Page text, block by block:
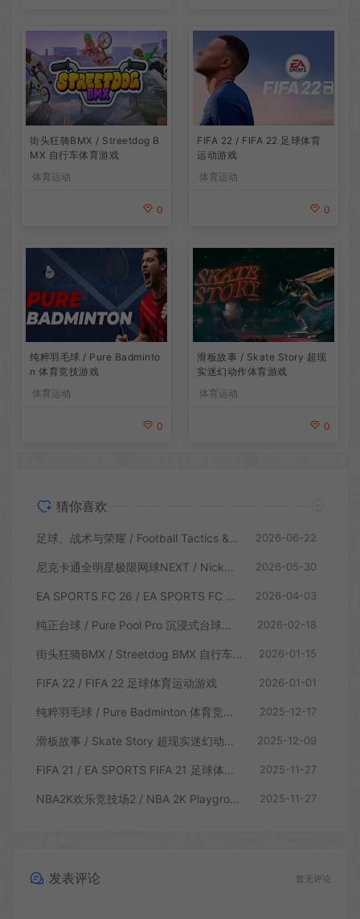
街头狂骑BMX / Streetdog B
MX 自行车体育游戏
体育运动
0
FIFA 22 / FIFA 22 足球体育
运动游戏
体育运动
0
纯粹羽毛球 / Pure Badminto
n 体育竞技游戏
体育运动
0
滑板故事 / Skate Story 超现
实迷幻动作体育游戏
体育运动
0
猜你喜欢
足球、战术与荣耀 / Football Tactics & Glory 足球体育游戏 2026-06-22
尼克卡通全明星极限网球NEXT / Nickelodeon Extreme Tennis Next 休闲体育游戏 2026-05-30
EA SPORTS FC 26 / EA SPORTS FC 26 足球体育游戏 2026-04-03
纯正台球 / Pure Pool Pro 沉浸式台球模拟游戏 2026-02-18
街头狂骑BMX / Streetdog BMX 自行车体育游戏 2026-01-15
FIFA 22 / FIFA 22 足球体育运动游戏 2026-01-01
纯粹羽毛球 / Pure Badminton 体育竞技游戏 2025-12-17
滑板故事 / Skate Story 超现实迷幻动作体育游戏 2025-12-09
FIFA 21 / EA SPORTS FIFA 21 足球体育运动游戏 2025-11-27
NBA2K欢乐竞技场2 / NBA 2K Playgrounds 2 街头篮球体育游戏 2025-11-27
发表评论 暂无评论